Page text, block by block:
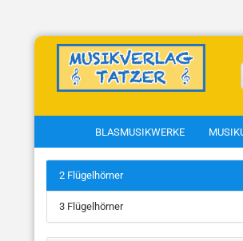
BLASMUSIKWERKE
Kapellmeisterkurs
2 Flügelhörner
3 Flügelhörner